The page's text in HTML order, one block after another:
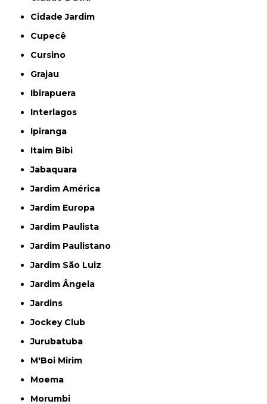
Cidade Jardim
Cupecê
Cursino
Grajau
Ibirapuera
Interlagos
Ipiranga
Itaim Bibi
Jabaquara
Jardim América
Jardim Europa
Jardim Paulista
Jardim Paulistano
Jardim São Luiz
Jardim Ângela
Jardins
Jockey Club
Jurubatuba
M'Boi Mirim
Moema
Morumbi